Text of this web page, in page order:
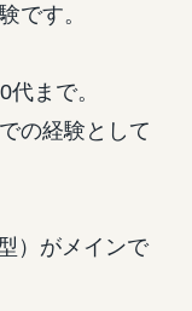
です。
まで。
の経験として
）がメインで